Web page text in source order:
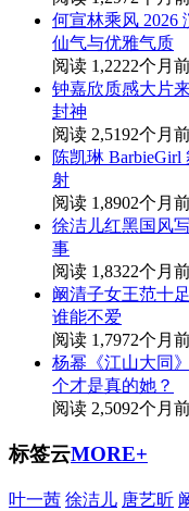
何宣林乘风 2026
仙气与优雅气质
阅读 1,2222个月
钟嘉欣质感大片
封神
阅读 2,5192个月
陈凯琳
射
阅读 1,8902个月
徐洁儿红黑国风
事
阅读 1,8322个月
阚清子女王范十
谁能不爱
阅读 1,7972个月
杨幂《江山大同
个才是真的她？
阅读 2,5092个月
标签云MORE+
叶一茜 徐洁儿 唐艺昕